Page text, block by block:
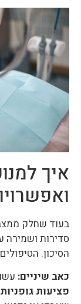
איך
בעוד שחלק
סדירות ושמירה
הסיכון.
כאב שיניים:
פציעות